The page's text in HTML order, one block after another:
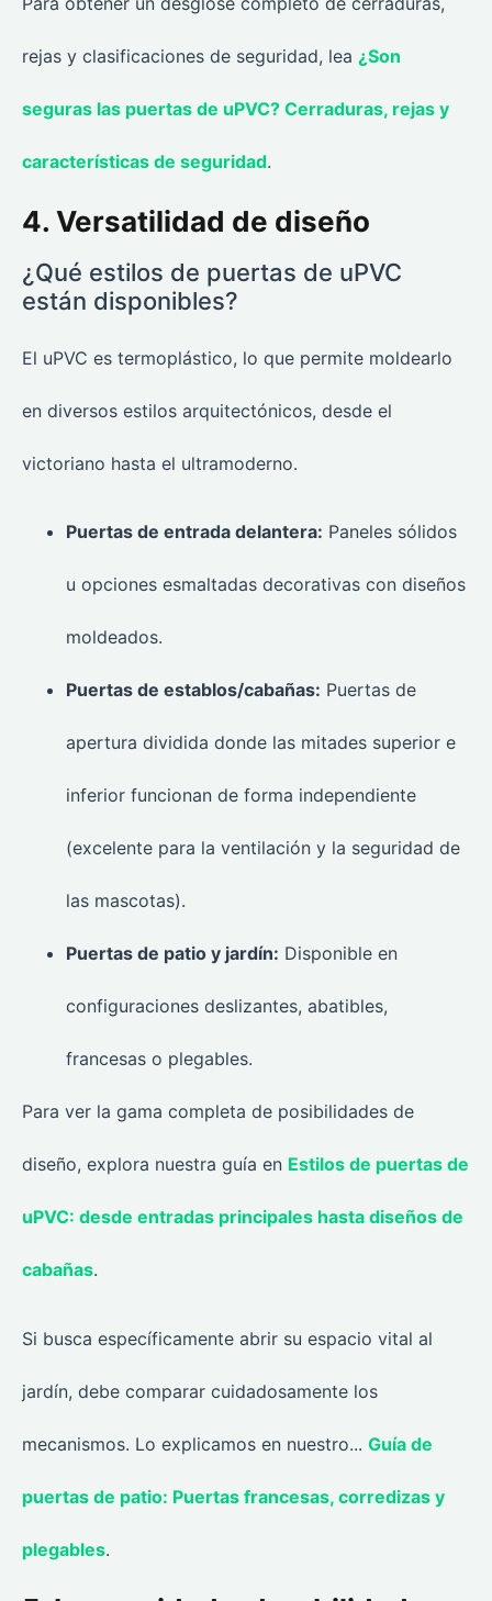
rejas y clasificaciones de seguridad, lea ¿Son
seguras las puertas de uPVC? Cerraduras, rejas y
características de seguridad.
4. Versatilidad de diseño
¿Qué estilos de puertas de uPVC
están disponibles?
El uPVC es termoplástico, lo que permite moldearlo
en diversos estilos arquitectónicos, desde el
victoriano hasta el ultramoderno.
Puertas de entrada delantera: Paneles sólidos
u opciones esmaltadas decorativas con diseños
moldeados.
Puertas de establos/cabañas: Puertas de
apertura dividida donde las mitades superior e
inferior funcionan de forma independiente
(excelente para la ventilación y la seguridad de
las mascotas).
Puertas de patio y jardín: Disponible en
configuraciones deslizantes, abatibles,
francesas o plegables.
Para ver la gama completa de posibilidades de
diseño, explora nuestra guía en Estilos de puertas de
uPVC: desde entradas principales hasta diseños de
cabañas.
Si busca específicamente abrir su espacio vital al
jardín, debe comparar cuidadosamente los
mecanismos. Lo explicamos en nuestro... Guía de
puertas de patio: Puertas francesas, corredizas y
plegables.